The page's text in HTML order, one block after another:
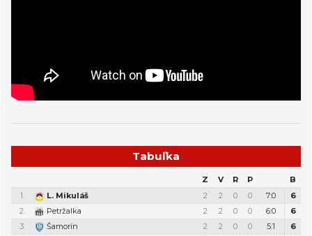
Tabuľka
Z V R P
B
1.
L. Mikuláš 2 2 0 0 7:0
6
2.
Petržalka 2 2 0 0 6:0
6
3.
Šamorín 2 2 0 0 5:1
6